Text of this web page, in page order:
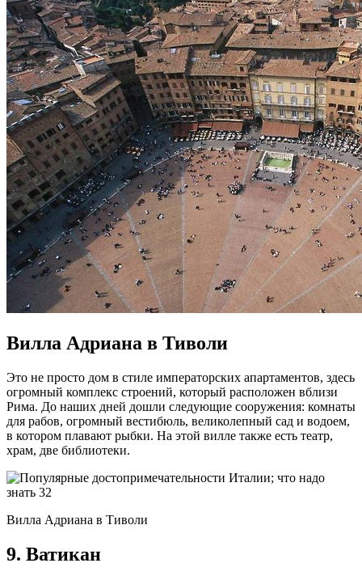
Вилла Адриана в Тиволи
Это не просто дом в стиле императорских апартаментов, здесь
огромный комплекс строений, который расположен вблизи
Рима. До наших дней дошли следующие сооружения: комнаты
для рабов, огромный вестибюль, великолепный сад и водоем,
в котором плавают рыбки. На этой вилле также есть театр,
храм, две библиотеки.
Вилла Адриана в Тиволи
9. Ватикан